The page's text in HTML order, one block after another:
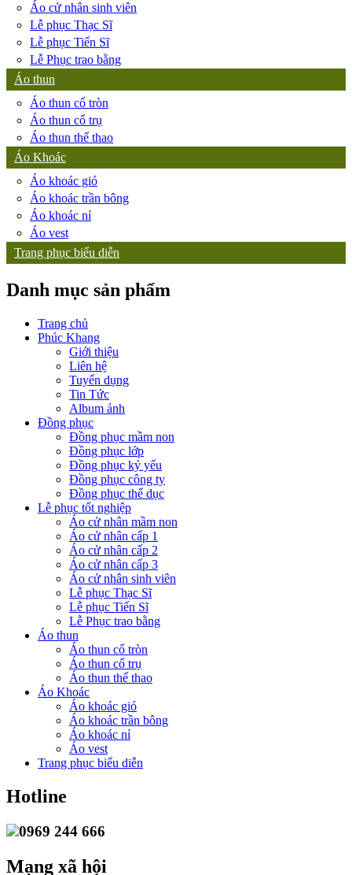
Áo cử nhân sinh viên
Lễ phục Thạc Sĩ
Lễ phục Tiến Sĩ
Lễ Phục trao bằng
Áo thun
Áo thun cổ tròn
Áo thun cổ trụ
Áo thun thể thao
Áo Khoác
Áo khoác gió
Áo khoác trần bông
Áo khoác nỉ
Áo vest
Trang phục biểu diễn
Danh mục sản phẩm
Trang chủ
Phúc Khang
Giới thiệu
Liên hệ
Tuyển dụng
Tin Tức
Album ảnh
Đồng phục
Đồng phục mầm non
Đồng phục lớp
Đồng phục kỷ yếu
Đồng phục công ty
Đồng phục thể dục
Lễ phục tốt nghiệp
Áo cử nhân mầm non
Áo cử nhân cấp 1
Áo cử nhân cấp 2
Áo cử nhân cấp 3
Áo cử nhân sinh viên
Lễ phục Thạc Sĩ
Lễ phục Tiến Sĩ
Lễ Phục trao bằng
Áo thun
Áo thun cổ tròn
Áo thun cổ trụ
Áo thun thể thao
Áo Khoác
Áo khoác gió
Áo khoác trần bông
Áo khoác nỉ
Áo vest
Trang phục biểu diễn
Hotline
0969 244 666
Mạng xã hội